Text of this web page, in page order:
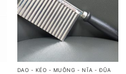
DAO - KÉO - MUỖNG - NĨA - ĐŨA